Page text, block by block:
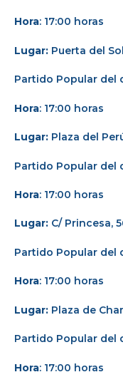
Hora: 17:00 horas
Lugar: Puerta del
Partido Popular del
Hora: 17:00 horas
Lugar: Plaza del
Partido Popular del
Hora: 17:00 horas
Lugar: C/ Princesa,
Partido Popular del
Hora: 17:00 horas
Lugar: Plaza de
Partido Popular del
Hora: 17:00 horas